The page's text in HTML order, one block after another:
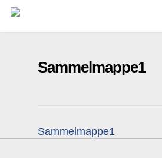
Skip
Sammelmappe1
Sammelmappe1